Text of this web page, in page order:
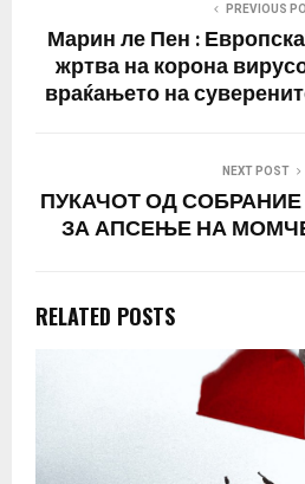
PREVIOUS
Марин ле Пен :
жртва на корона
враќањето на
NEXT POST
ПУКАЧОТ ОД
ЗА АПСЕЊЕ НА
RELATED POSTS